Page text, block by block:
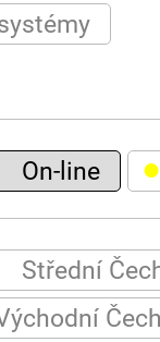
On-line ●
Střední